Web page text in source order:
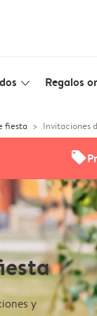
slim_arrow_down Regalos
fiesta Invitaciones
offers
y